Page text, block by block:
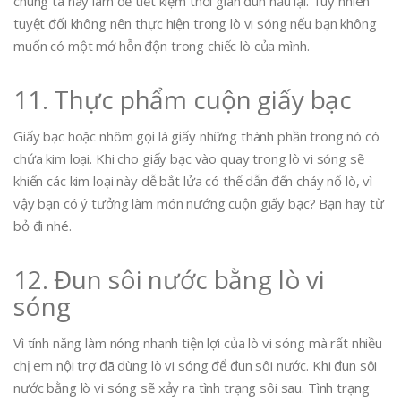
tuyệt đối không nên thực hiện trong lò vi sóng nếu bạn không
muốn có một mớ hỗn độn trong chiếc lò của mình.
11. Thực phẩm cuộn giấy bạc
Giấy bạc hoặc nhôm gọi là giấy những thành phần trong nó có
chứa kim loại. Khi cho giấy bạc vào quay trong lò vi sóng sẽ
khiến các kim loại này dễ bắt lửa có thể dẫn đến cháy nổ lò, vì
vậy bạn có ý tưởng làm món nướng cuộn giấy bạc? Bạn hãy từ
bỏ đi nhé.
12. Đun sôi nước bằng lò vi
sóng
Vì tính năng làm nóng nhanh tiện lợi của lò vi sóng mà rất nhiều
chị em nội trợ đã dùng lò vi sóng để đun sôi nước. Khi đun sôi
nước bằng lò vi sóng sẽ xảy ra tình trạng sôi sau. Tình trạng